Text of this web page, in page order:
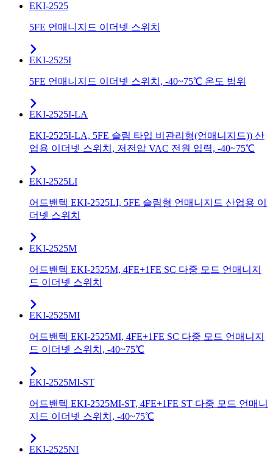
EKI-2525
5FE 언매니지드 이더넷 스위치
EKI-2525I
5FE 언매니지드 이더넷 스위치, -40~75℃ 온도 범위
EKI-2525I-LA
EKI-2525I-LA, 5FE 슬림 타입 비관리형(언매니지드)) 산
업용 이더넷 스위치, 저전압 VAC 전원 입력, -40~75℃
EKI-2525LI
어드밴텍 EKI-2525LI, 5FE 슬림형 언매니지드 산업용 이
더넷 스위치
EKI-2525M
어드밴텍 EKI-2525M, 4FE+1FE SC 다중 모드 언매니지
드 이더넷 스위치
EKI-2525MI
어드밴텍 EKI-2525MI, 4FE+1FE SC 다중 모드 언매니지
드 이더넷 스위치, -40~75℃
EKI-2525MI-ST
어드밴텍 EKI-2525MI-ST, 4FE+1FE ST 다중 모드 언매니
지드 이더넷 스위치, -40~75℃
EKI-2525NI